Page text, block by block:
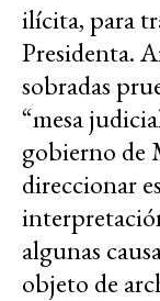
ilícita, para
Presidenta.
sobradas
“mesa
gobierno de
direccionar
algunas
objeto de